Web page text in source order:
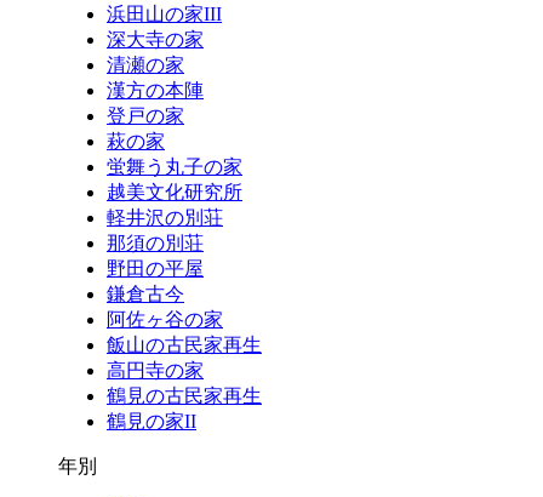
浜田山の家III
深大寺の家
清瀬の家
漢方の本陣
登戸の家
萩の家
蛍舞う丸子の家
越美文化研究所
軽井沢の別荘
那須の別荘
野田の平屋
鎌倉古今
阿佐ヶ谷の家
飯山の古民家再生
高円寺の家
鶴見の古民家再生
鶴見の家II
年別